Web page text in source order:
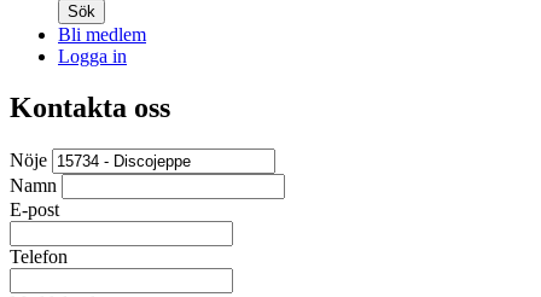
Sök
Bli medlem
Logga in
Kontakta oss
Nöje
Namn
E-post
Telefon